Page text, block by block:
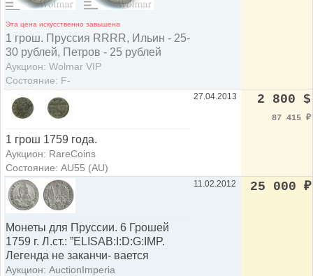
Эта цена искусственно завышена
1 грош. Пруссия RRRR, Ильин - 25-
30 рублей, Петров - 25 рублей
Аукцион: Wolmar VIP
Состояние: F-
1 грош 1759 года.
Аукцион: RareCoins
Состояние: AU55 (AU)
27.04.2013 2 800 $
87 415 ₽
Монеты для Пруссии. 6 Грошей
1759 г. Л.ст.: ”ELISAB:I:D:G:IMP.
Легенда не заканчи- вается
Аукцион: AuctionImperia
11.02.2012 25 000 ₽